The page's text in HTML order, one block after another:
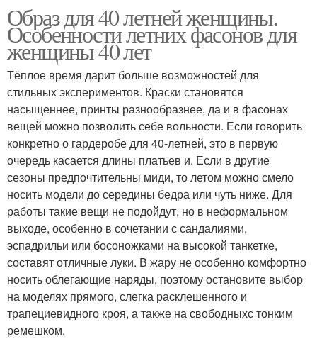
Образ для 40 летней женщины.
Особенности летних фасонов для
женщины 40 лет
Тёплое время дарит больше возможностей для
стильных экспериментов. Краски становятся
насыщеннее, принты разнообразнее, да и в фасонах
вещей можно позволить себе вольности. Если говорить
конкретно о гардеробе для 40-летней, это в первую
очередь касается длины платьев и. Если в другие
сезоны предпочтительны миди, то летом можно смело
носить модели до середины бедра или чуть ниже. Для
работы такие вещи не подойдут, но в неформальном
выходе, особенно в сочетании с сандалиями,
эспадрильи или босоножками на высокой танкетке,
составят отличные луки. В жару не особенно комфортно
носить облегающие наряды, поэтому остановите выбор
на моделях прямого, слегка расклешенного и
трапециевидного кроя, а также на свободныхс тонким
ремешком.